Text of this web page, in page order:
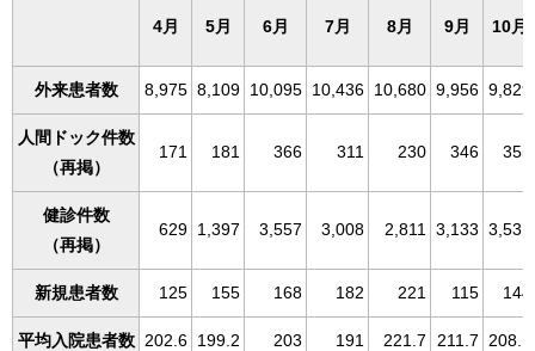
4月 5月 6月 7月 8月 9月 10月
外来患者数 8,975 8,109 10,095 10,436 10,680 9,956 9,829
人間ドック件数
（再掲）
171 181 366 311 230 346 355
健診件数
（再掲）
629 1,397 3,557 3,008 2,811 3,133 3,531
新規患者数 125 155 168 182 221 115 144
平均入院患者数 202.6 199.2 203 191 221.7 211.7 208.1